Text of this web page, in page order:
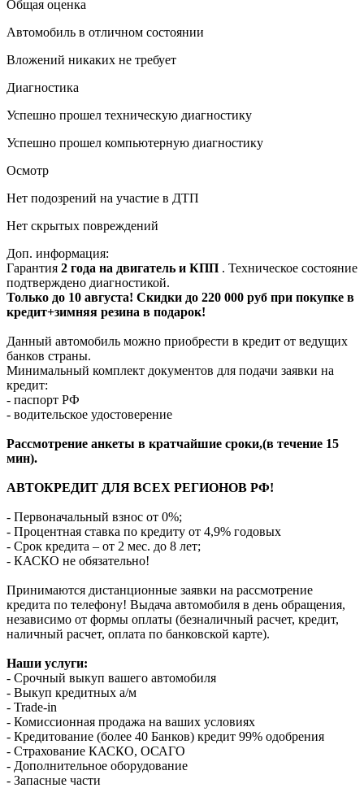
Общая оценка
Автомобиль в отличном состоянии
Вложений никаких не требует
Диагностика
Успешно прошел техническую диагностику
Успешно прошел компьютерную диагностику
Осмотр
Нет подозрений на участие в ДТП
Нет скрытых повреждений
Доп. информация:
Гарантия 2 года на двигатель и КПП . Техническое состояние
подтверждено диагностикой.
Только до 10 августа! Скидки до 220 000 руб при покупке в
кредит+зимняя резина в подарок!
Данный автомобиль можно приобрести в кредит от ведущих
банков страны.
Минимальный комплект документов для подачи заявки на
кредит:
- паспорт РФ
- водительское удостоверение
Рассмотрение анкеты в кратчайшие сроки,(в течение 15
мин).
АВТОКРЕДИТ ДЛЯ ВСЕХ РЕГИОНОВ РФ!
- Первоначальный взнос от 0%;
- Процентная ставка по кредиту от 4,9% годовых
- Срок кредита – от 2 мес. до 8 лет;
- КАСКО не обязательно!
Принимаются дистанционные заявки на рассмотрение
кредита по телефону! Выдача автомобиля в день обращения,
независимо от формы оплаты (безналичный расчет, кредит,
наличный расчет, оплата по банковской карте).
Наши услуги:
- Срочный выкуп вашего автомобиля
- Выкуп кредитных а/м
- Trade-in
- Комиссионная продажа на ваших условиях
- Кредитование (более 40 Банков) кредит 99% одобрения
- Страхование КАСКО, ОСАГО
- Дополнительное оборудование
- Запасные части